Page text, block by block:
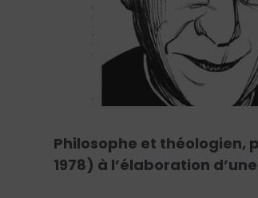
Philosophe et théologien,
1978) à l’élaboration